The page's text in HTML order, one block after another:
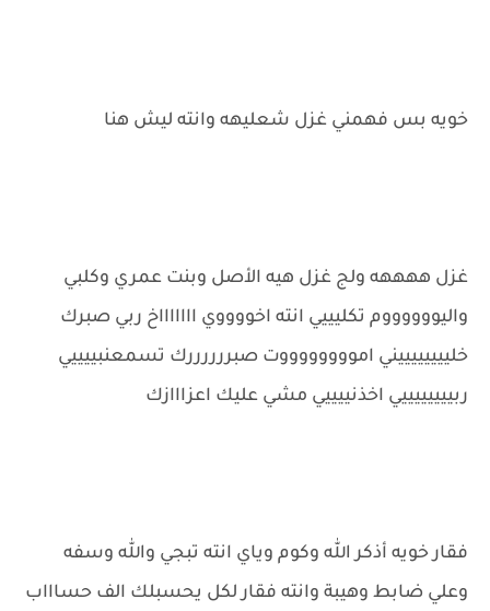
خويه بس فهمني غزل شعليهه وانته ليش هنا
غزل ههههه ولج غزل هيه الأصل وبنت عمري وكلبي
واليووووووم تكليييي انته اخووووي اااااااخ ربي صبرك
خلييييييييني امووووووووت صبررررررك تسمعنبييييي
ربييييييييي اخذنييييي مشي عليك اعزااازك
فقار خويه أذكر الله وكوم وياي انته تبجي والله وسفه
وعلي ضابط وهيبة وانته فقار لكل يحسبلك الف حساااب